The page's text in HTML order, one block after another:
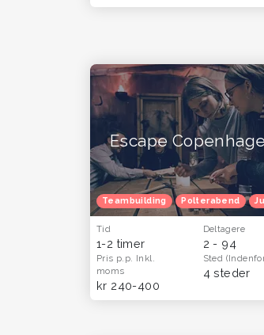
Escape
Teambuilding Polterabend
Tid
1-2 timer
Deltagere
2 - 94
Pris p.p. Inkl.
moms
kr 240-400
Sted
4 steder